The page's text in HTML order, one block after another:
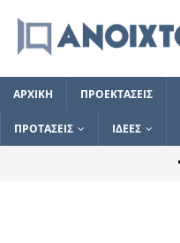
ΑΡΧΙΚΗ ΠΡΟΕΚΤΑΣΕΙΣ
ΠΡΟΤΑΣΕΙΣ ΙΔΕΕΣ